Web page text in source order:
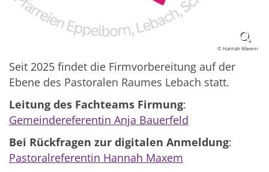
© Hannah Maxem
Seit 2025 findet die Firmvorbereitung auf der
Ebene des Pastoralen Raumes Lebach statt.
Leitung des Fachteams Firmung:
Gemeindereferentin Anja Bauerfeld
Bei Rückfragen zur digitalen Anmeldung:
Pastoralreferentin Hannah Maxem